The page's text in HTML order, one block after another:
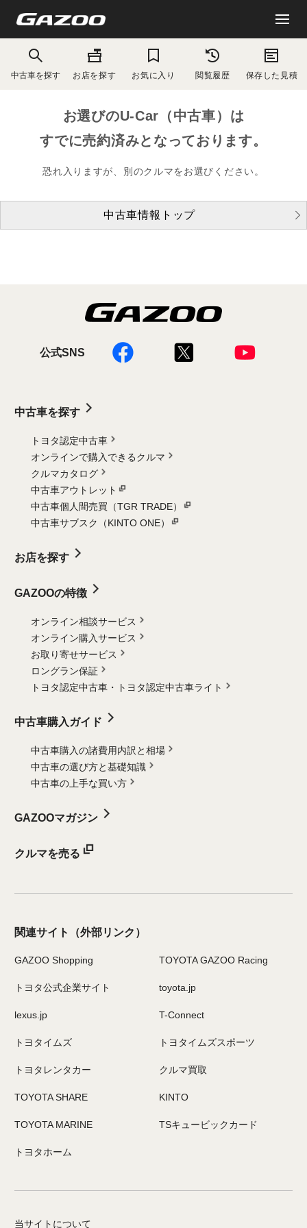
中古車を探す お店を探す お気に入り 閲覧履歴 保存した見積
お選びのU-Car（中古車）は
すでに売約済みとなっております。
恐れ入りますが、別のクルマをお選びください。
中古車情報トップ
公式SNS
中古車を探す
トヨタ認定中古車
オンラインで購入できるクルマ
クルマカタログ
中古車アウトレット
中古車個人間売買（TGR TRADE）
中古車サブスク（KINTO ONE）
お店を探す
GAZOOの特徴
オンライン相談サービス
オンライン購入サービス
お取り寄せサービス
ロングラン保証
トヨタ認定中古車・
トヨタ認定中古車ライト
中古車購入ガイド
中古車購入の諸費用内訳と相場
中古車の選び方と基礎知識
中古車の上手な買い方
GAZOOマガジン
クルマを売る
関連サイト （外部リンク）
GAZOO Shopping TOYOTA GAZOO Racing
トヨタ公式企業サイト toyota.jp
lexus.jp T-Connect
トヨタイムズ トヨタイムズスポーツ
トヨタレンタカー クルマ買取
TOYOTA SHARE KINTO
TOYOTA MARINE TSキュービックカード
トヨタホーム
当サイトについて